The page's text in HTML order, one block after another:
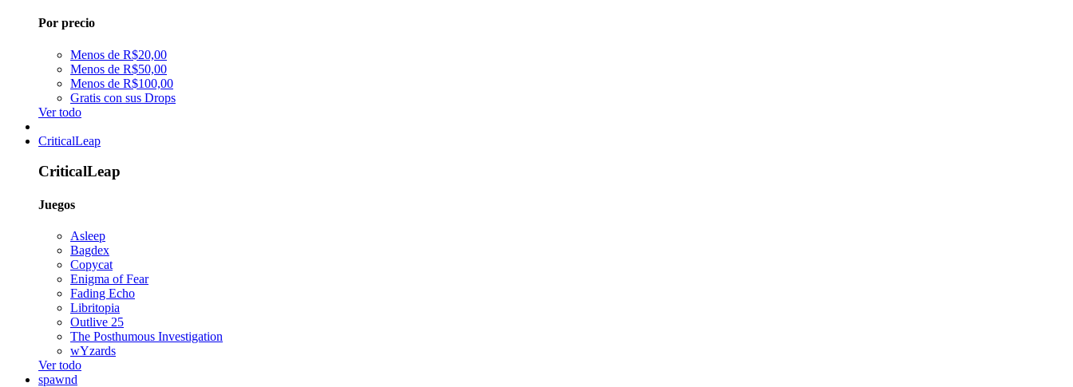
Por precio
Menos de R$20,00
Menos de R$50,00
Menos de R$100,00
Gratis con sus Drops
Ver todo
CriticalLeap
CriticalLeap
Juegos
Asleep
Bagdex
Copycat
Enigma of Fear
Fading Echo
Libritopia
Outlive 25
The Posthumous Investigation
wYzards
Ver todo
spawnd